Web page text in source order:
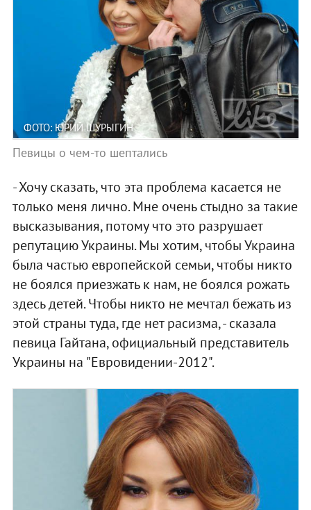
ФОТО: ЮРИЙ ШУРЫГИН
Певицы о чем-то шептались
- Хочу сказать, что эта проблема касается не
только меня лично. Мне очень стыдно за такие
высказывания, потому что это разрушает
репутацию Украины. Мы хотим, чтобы Украина
была частью европейской семьи, чтобы никто
не боялся приезжать к нам, не боялся рожать
здесь детей. Чтобы никто не мечтал бежать из
этой страны туда, где нет расизма, - сказала
певица Гайтана, официальный представитель
Украины на "Евровидении-2012".